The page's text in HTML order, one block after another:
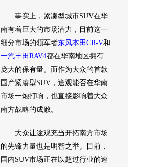
事实上，紧凑型城市SUV在华
南有着巨大的市场潜力，目前这一
细分市场的领军者东风本田 CR-V和
一汽丰田 RAV4都在华南地区拥有
庞大的保有量。而作为大众的首款
国产紧凑型SUV ， 途观能否在华南
市场一炮打响，也直接影响着大众
南方战略的成败。
大众让途观充当开拓南方市场
的先锋力量也是明智之举。目前，
国内SUV市场正在以超过行业的速